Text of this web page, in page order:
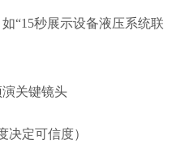
“15秒展示设备液压系统联
关键镜头
决定可信度）